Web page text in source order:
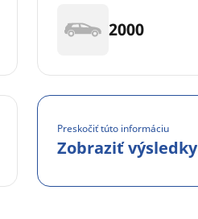
2000
Preskočiť túto informáciu
Zobraziť výsledky